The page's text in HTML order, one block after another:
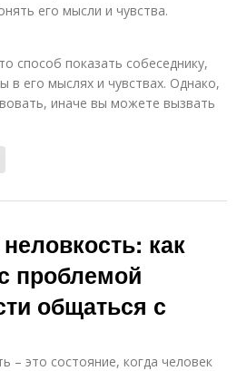
его мысли и чувства.
способ показать собеседнику,
в его мыслях и чувствах. Однако,
иначе вы можете вызвать
как
проблемой
общаться с
– это состояние, когда человек